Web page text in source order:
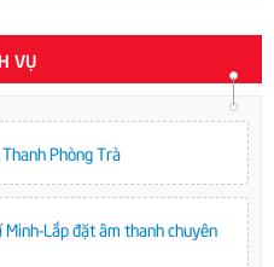
VỤ
Phòng Trà
Lắp đặt âm thanh chuyên